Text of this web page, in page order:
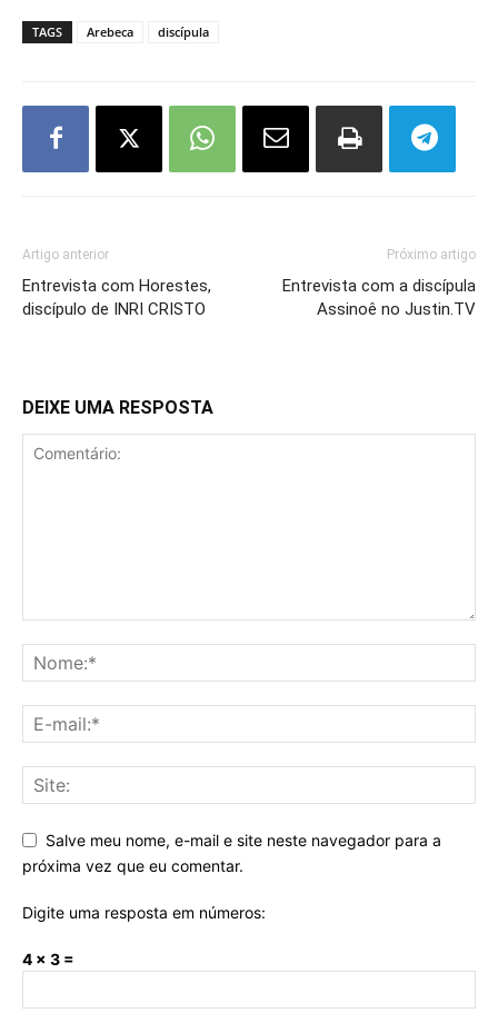
TAGS Arebeca discípula
Artigo anterior
Entrevista com Horestes,
discípulo de INRI CRISTO
Próximo artigo
Entrevista com a discípula
Assinoê no Justin.TV
DEIXE UMA RESPOSTA
Salve meu nome, e-mail e site neste navegador para a
próxima vez que eu comentar.
Digite uma resposta em números:
4 × 3 =